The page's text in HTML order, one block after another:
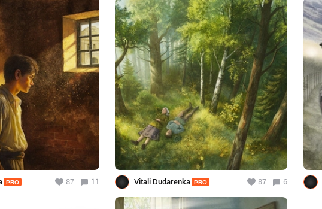
PRO 87 11 Vitali Dudarenka PRO 87 6